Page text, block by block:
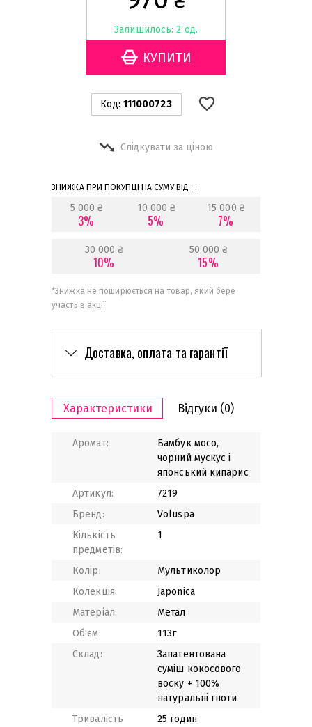
Залишилось: 2 од.
Код: 111000723
Слідкувати за ціною
ЗНИЖКА ПРИ ПОКУПЦІ НА СУМУ ВІД ...
5 000 ₴
3%
10 000 ₴
5%
15 000 ₴
7%
30 000 ₴
10%
50 000 ₴
15%
*Знижка не поширюється на товар, який бере
участь в акції
Доставка, оплата та гарантії
Характеристики Відгуки (0)
Аромат:
Бамбук мосо,
чорний мускус і
японський кипарис
Артикул:
7219
Бренд:
Voluspa
Кількість
предметів:
1
Колір:
Мультиколор
Колекція:
Japonica
Матеріал:
Метал
Об'єм:
113г
Склад:
Запатентована
суміш кокосового
воску + 100%
натуральні гноти
Тривалість
25 годин